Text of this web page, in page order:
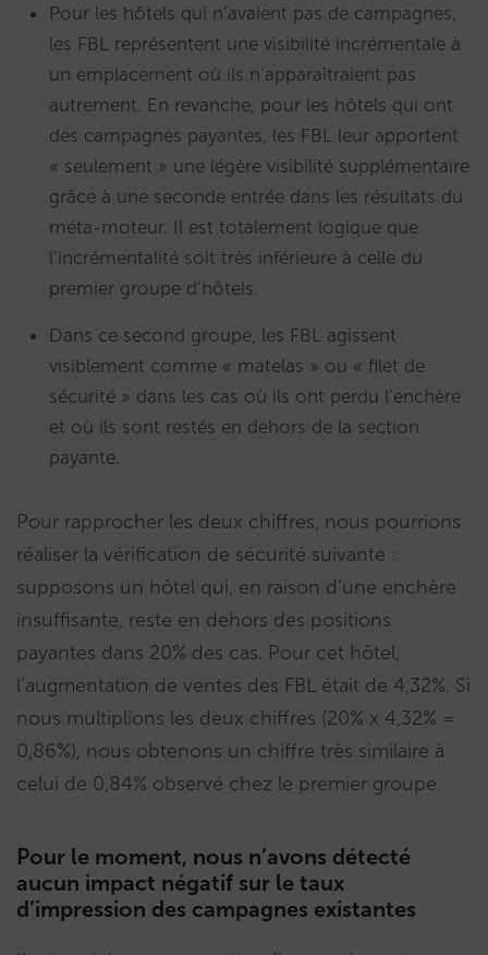
Pour les hôtels qui n’avaient pas de campagnes,
les FBL représentent une visibilité incrémentale à
un emplacement où ils n’apparaîtraient pas
autrement. En revanche, pour les hôtels qui ont
des campagnes payantes, les FBL leur apportent
« seulement » une légère visibilité supplémentaire
grâce à une seconde entrée dans les résultats du
méta-moteur. Il est totalement logique que
l’incrémentalité soit très inférieure à celle du
premier groupe d’hôtels.
Dans ce second groupe, les FBL agissent
visiblement comme « matelas » ou « filet de
sécurité » dans les cas où ils ont perdu l’enchère
et où ils sont restés en dehors de la section
payante.
Pour rapprocher les deux chiffres, nous pourrions
réaliser la vérification de sécurité suivante :
supposons un hôtel qui, en raison d’une enchère
insuffisante, reste en dehors des positions
payantes dans 20% des cas. Pour cet hôtel,
l’augmentation de ventes des FBL était de 4,32%. Si
nous multiplions les deux chiffres (20% x 4,32% =
0,86%), nous obtenons un chiffre très similaire à
celui de 0,84% observé chez le premier groupe.
Pour le moment, nous n’avons détecté
aucun impact négatif sur le taux
d’impression des campagnes existantes